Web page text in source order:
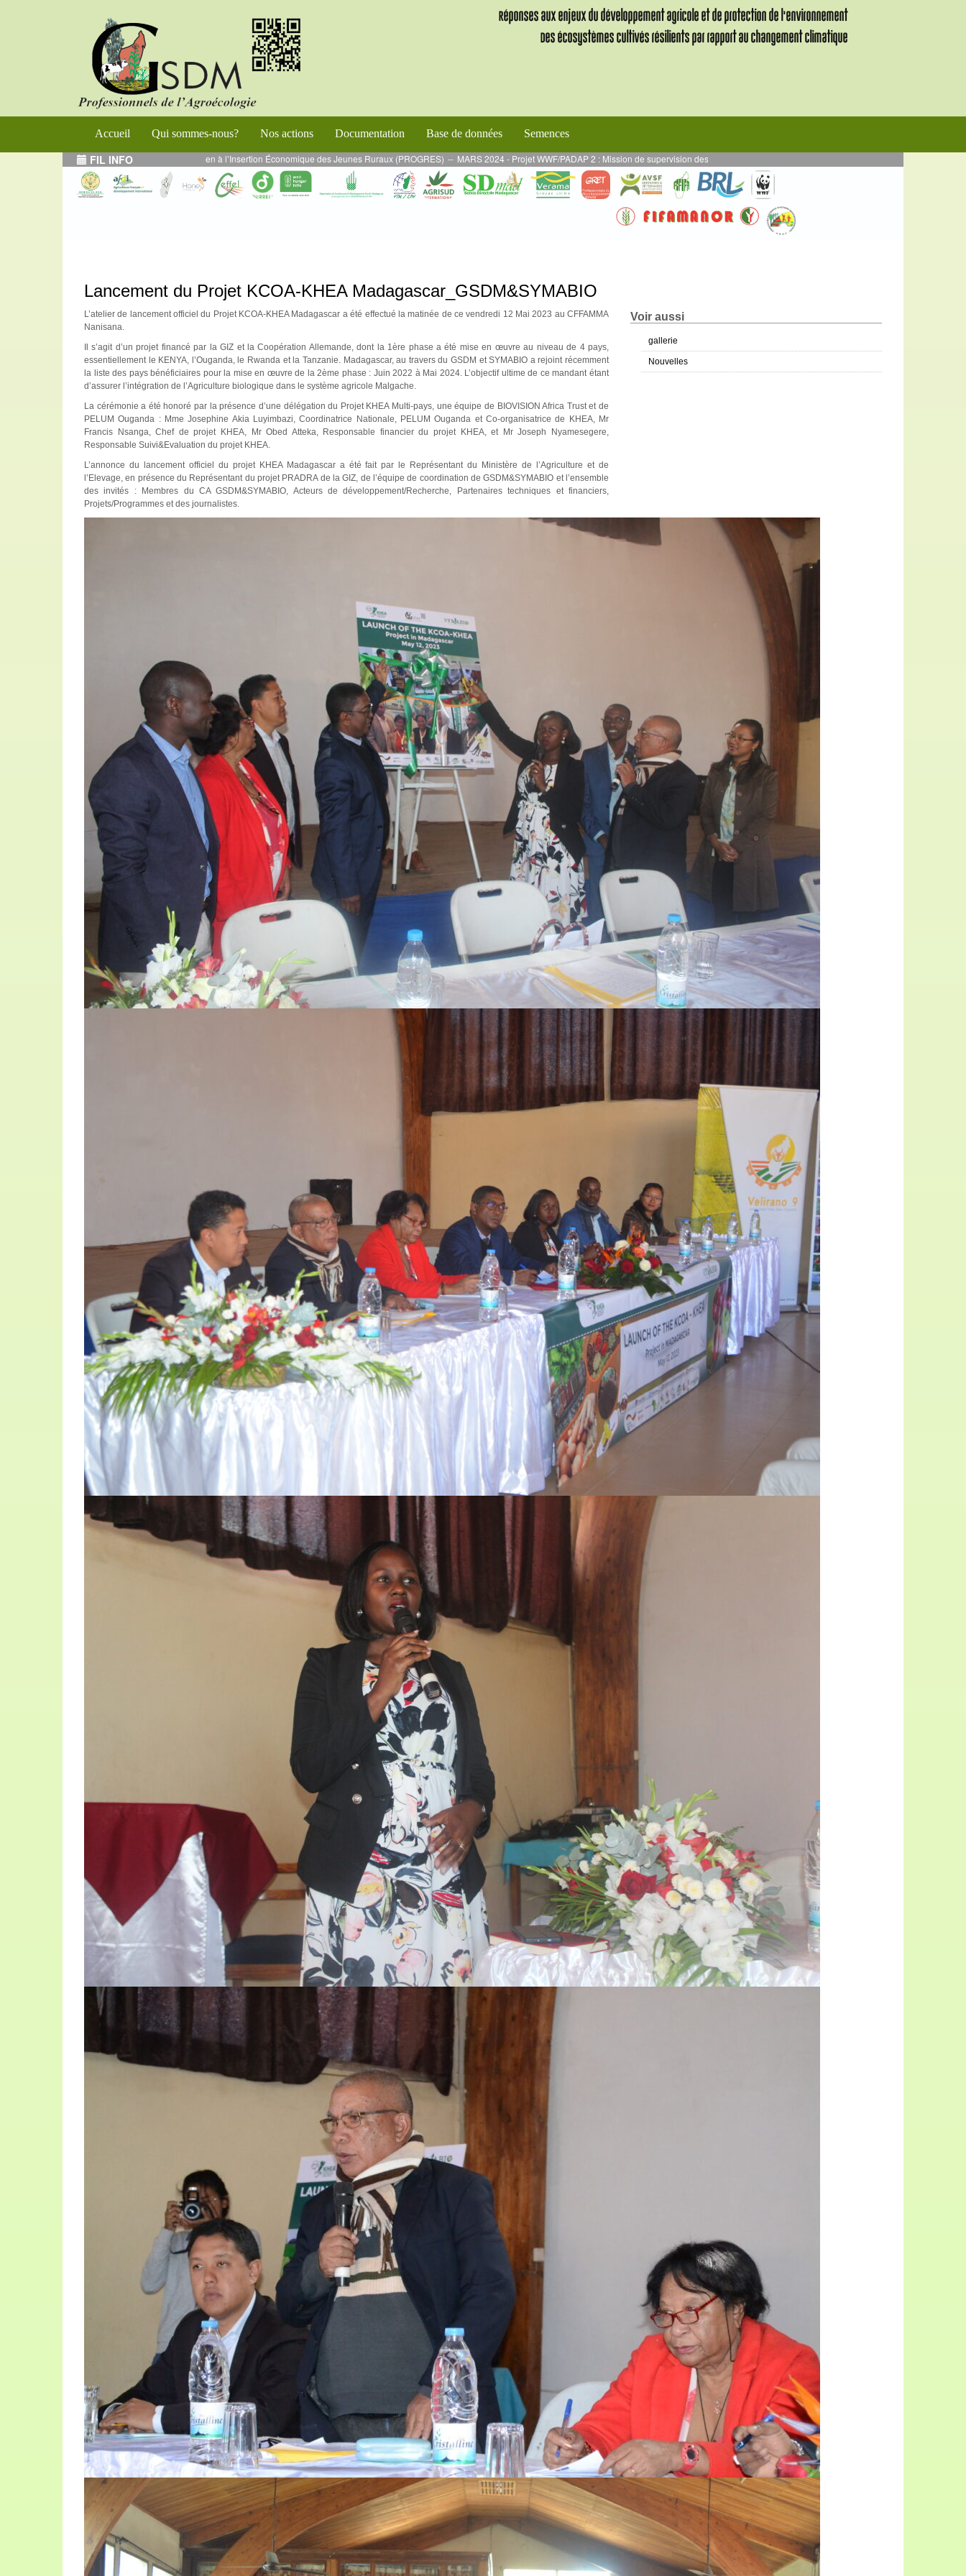
Accueil Qui sommes-nous? Nos actions Documentation Base de données Semences
FIL INFO
Économique des Jeunes Ruraux (PROGRES) MARS 2024 - Projet WWF/PADAP 2 : Mission de supervision des activités en AE mises en œuvre en par DURRELL - Projet VALIHA
Lancement du Projet KCOA-KHEA Madagascar_GSDM&SYMABIO
L’atelier de lancement officiel du Projet KCOA-KHEA Madagascar a été effectué la matinée de ce vendredi 12 Mai 2023 au CFFAMMA
Nanisana.
Il s’agit d’un projet financé par la GIZ et la Coopération Allemande, dont la 1ère phase a été mise en œuvre au niveau de 4 pays,
essentiellement le KENYA, l’Ouganda, le Rwanda et la Tanzanie. Madagascar, au travers du GSDM et SYMABIO a rejoint récemment
la liste des pays bénéficiaires pour la mise en œuvre de la 2ème phase : Juin 2022 à Mai 2024. L’objectif ultime de ce mandant étant
d’assurer l’intégration de l’Agriculture biologique dans le système agricole Malgache.
La cérémonie a été honoré par la présence d’une délégation du Projet KHEA Multi-pays, une équipe de BIOVISION Africa Trust et de
PELUM Ouganda : Mme Josephine Akia Luyimbazi, Coordinatrice Nationale, PELUM Ouganda et Co-organisatrice de KHEA, Mr
Francis Nsanga, Chef de projet KHEA, Mr Obed Atteka, Responsable financier du projet KHEA, et Mr Joseph Nyamesegere,
Responsable Suivi&Evaluation du projet KHEA.
L’annonce du lancement officiel du projet KHEA Madagascar a été fait par le Représentant du Ministère de l’Agriculture et de
l’Elevage, en présence du Représentant du projet PRADRA de la GIZ, de l’équipe de coordination de GSDM&SYMABIO et l’ensemble
des invités : Membres du CA GSDM&SYMABIO, Acteurs de développement/Recherche, Partenaires techniques et financiers,
Projets/Programmes et des journalistes.
Voir aussi
gallerie
Nouvelles